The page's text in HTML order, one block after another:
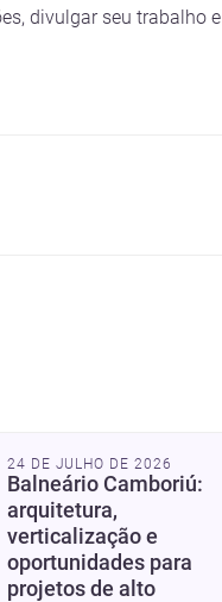
divulgar seu trabalho e
24 DE JULHO DE 2026
Balneário Camboriú:
arquitetura,
verticalização e
oportunidades para
projetos de alto